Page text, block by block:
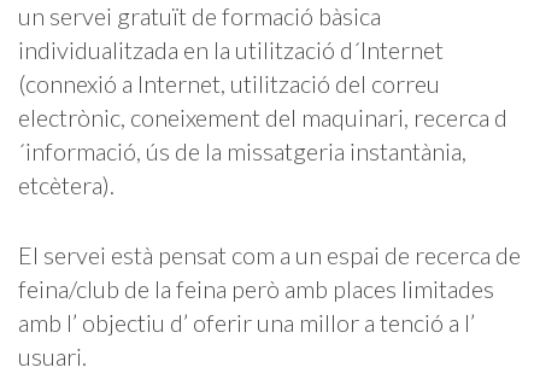
un servei gratuït de formació bàsica
individualitzada en la utilització d´Internet
(connexió a Internet, utilització del correu
electrònic, coneixement del maquinari, recerca d
´informació, ús de la missatgeria instantània,
etcètera).
El servei està pensat com a un espai de recerca de
feina/club de la feina però amb places limitades
amb l’ objectiu d’ oferir una millor a tenció a l’
usuari.